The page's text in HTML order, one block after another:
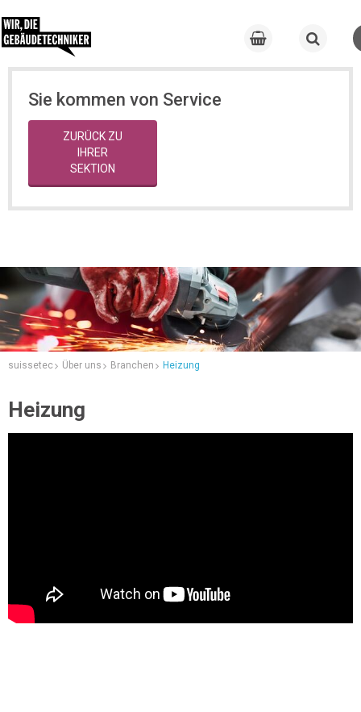
Sie kommen von Service
ZURÜCK ZU
IHRER
SEKTION
suissetec Über uns Branchen Heizung
Heizung